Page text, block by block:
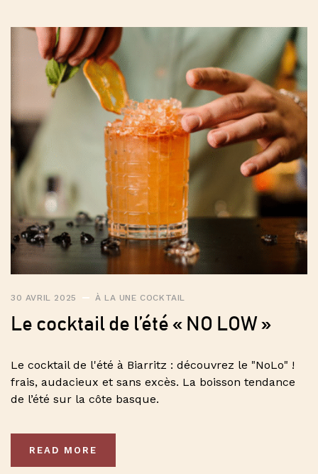
30 AVRIL 2025 À LA UNE COCKTAIL
Le cocktail de l’été « NO LOW »
Le cocktail de l'été à Biarritz : découvrez le "NoLo" !
frais, audacieux et sans excès. La boisson tendance
de l’été sur la côte basque.
READ MORE